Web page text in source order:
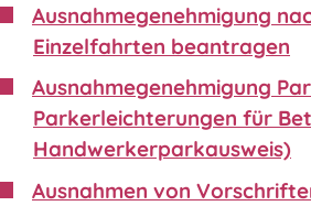
Ausnahmegenehmigung
Einzelfahrten beantragen
Ausnahmegenehmigung
Parkerleichterungen für
Handwerkerparkausweis)
Ausnahmen von